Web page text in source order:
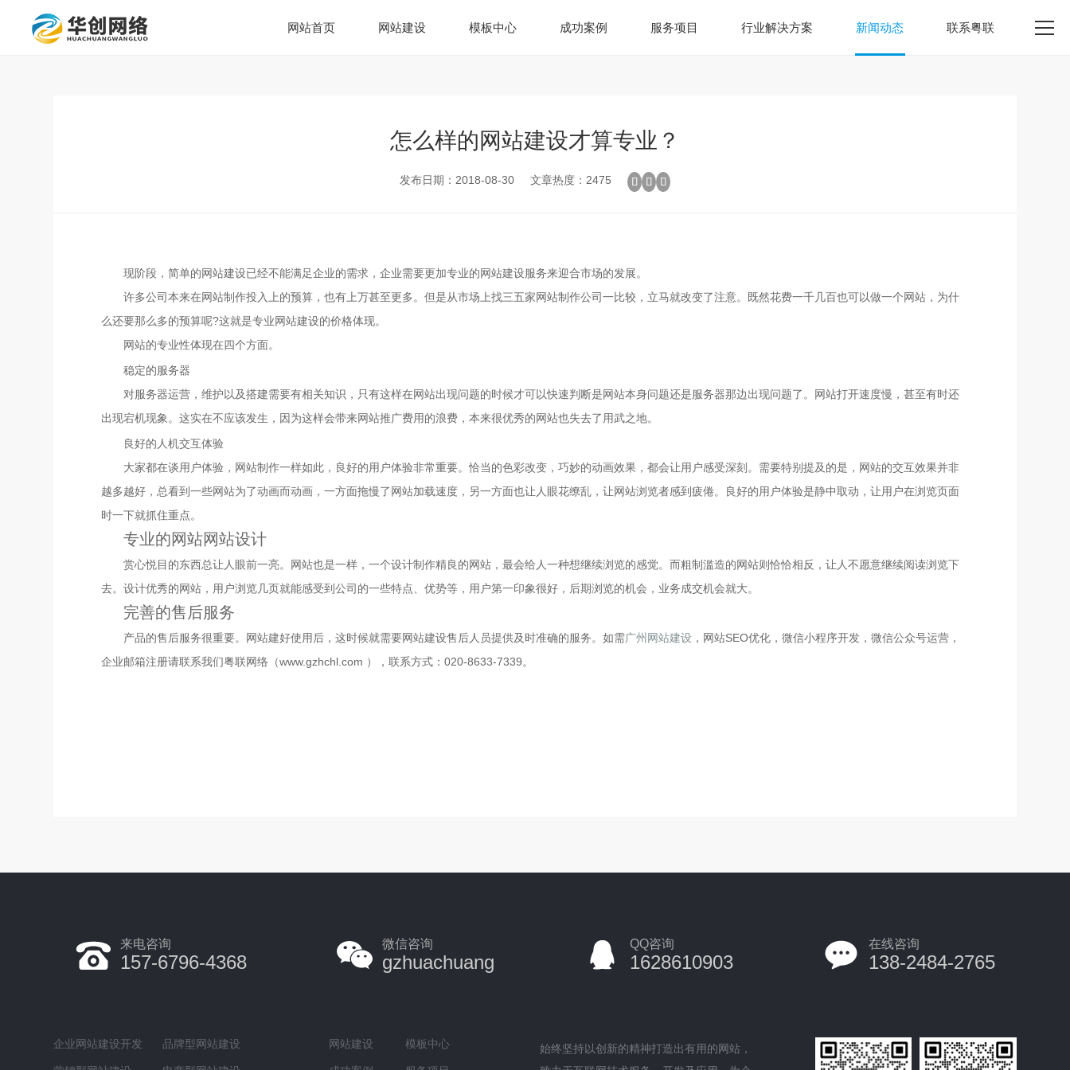
网站首页 网站建设 模板中心 成功案例 服务项目 行业解决方案 新闻动态 联系粤联
怎么样的网站建设才算专业？
发布日期：2018-08-30 文章热度：2475
现阶段，简单的网站建设已经不能满足企业的需求，企业需要更加专业的网站建设服务来迎合市场的发展。
许多公司本来在网站制作投入上的预算，也有上万甚至更多。但是从市场上找三五家网站制作公司一比较，立马就改变了注意。既然花费一千几百也可以做一个网站，为什
么还要那么多的预算呢?这就是专业网站建设的价格体现。
网站的专业性体现在四个方面。
稳定的服务器
对服务器运营，维护以及搭建需要有相关知识，只有这样在网站出现问题的时候才可以快速判断是网站本身问题还是服务器那边出现问题了。网站打开速度慢，甚至有时还
出现宕机现象。这实在不应该发生，因为这样会带来网站推广费用的浪费，本来很优秀的网站也失去了用武之地。
良好的人机交互体验
大家都在谈用户体验，网站制作一样如此，良好的用户体验非常重要。恰当的色彩改变，巧妙的动画效果，都会让用户感受深刻。 需要特别提及的是，网站的交互效果并非
越多越好，总看到一些网站为了动画而动画，一方面拖慢了网站加载速度，另一方面也让人眼花缭乱，让网站浏览者感到疲倦。良好的用户体验是静中取动，让用户在浏览页面
时一下就抓住重点。
专业的网站网站设计
赏心悦目的东西总让人眼前一亮。网站也是一样，一个设计制作精良的网站，最会给人一种想继续浏览的感觉。而粗制滥造的网站则恰恰相反，让人不愿意继续阅读浏览下
去。设计优秀的网站，用户浏览几页就能感受到公司的一些特点、优势等，用户第一印象很好，后期浏览的机会，业务成交机会就大。
完善的售后服务
产品的售后服务很重要。网站建好使用后，这时候就需要网站建设售后人员提供及时准确的服务。如需广州网站建设 ，网站SEO优化，微信小程序开发，微信公众号运营，
企业邮箱注册请联系我们粤联网络（www.gzhchl.com ），联系方式：020-8633-7339。
来电咨询
157-6796-4368
微信咨询
gzhuachuang
QQ咨询
1628610903
在线咨询
138-2484-2765
企业网站建设开发 品牌型网站建设 网站建设 模板中心
始终坚持以创新的精神打造出有用的网站，